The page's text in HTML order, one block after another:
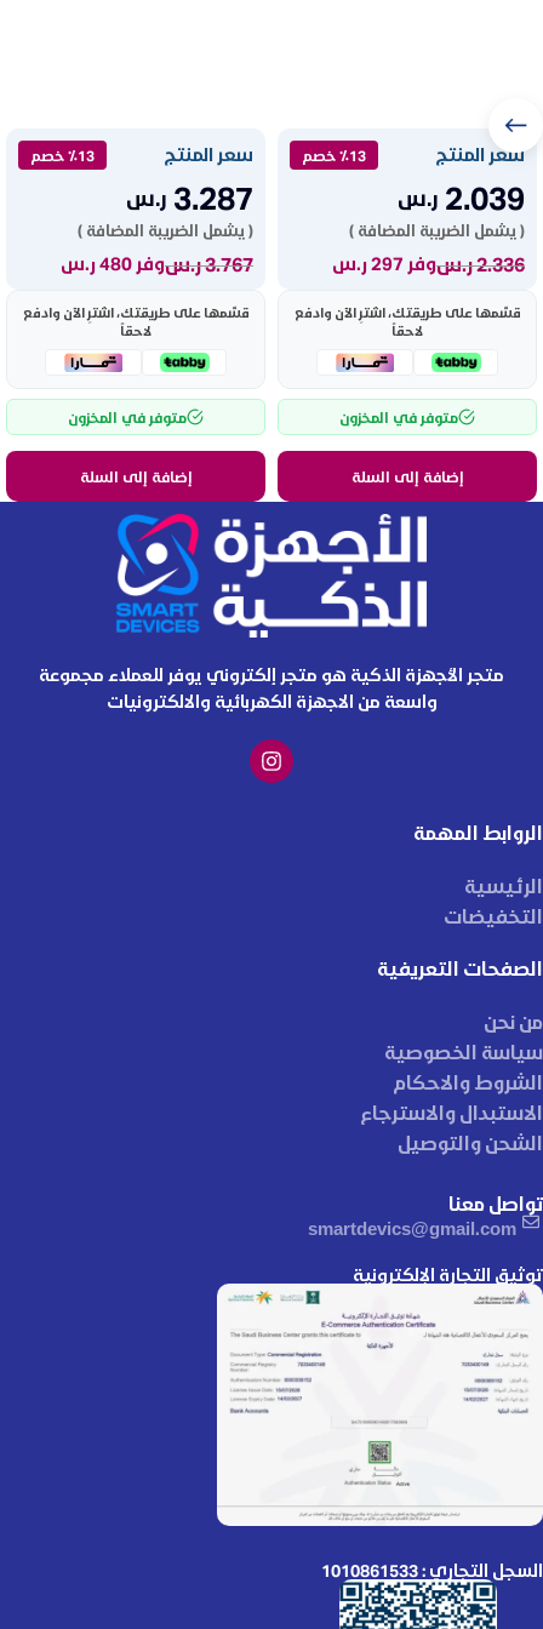
سعر المنتج ٪13 خصم
2.039 ر.س
( يشمل الضريبة المضافة )
2.336ر.سوفر 297 ر.س
قسّمها على طريقتك، اشترِ الآن وادفع
لاحقاً
متوفر في المخزون
إضافة إلى السلة
سعر المنتج ٪13 خصم
3.287 ر.س
( يشمل الضريبة المضافة )
3.767ر.سوفر 480 ر.س
قسّمها على طريقتك، اشترِ الآن وادفع
لاحقاً
متوفر في المخزون
إضافة إلى السلة
متجر الأجهزة الذكية هو متجر إلكتروني يوفر للعملاء مجموعة
واسعة من الاجهزة الكهربائية والالكترونيات
الروابط المهمة
الرئيسية
التخفيضات
الصفحات التعريفية
من نحن
سياسة الخصوصية
الشروط والاحكام
الاستبدال والاسترجاع
الشحن والتوصيل
تواصل معنا
smartdevics@gmail.com
توثيق التجارة الإلكترونية
السجل التجاري : 1010861533